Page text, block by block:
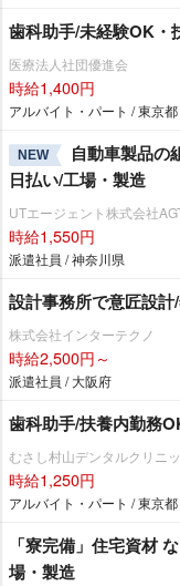
歯科助手/未経験OK・
医療法人社団優進会
時給1,400円
アルバイト・パート / 東京都
NEW
自動車製品の
日払い/工場・製造
UTエージェント株式会社
時給1,550円
派遣社員 / 神奈川県
設計事務所で意匠設
株式会社インターテクノ
時給2,500円～
派遣社員 / 大阪府
歯科助手/扶養内勤務
むさし村山デンタルクリニ
時給1,250円
アルバイト・パート / 東京都
「寮完備」住宅資材
場・製造